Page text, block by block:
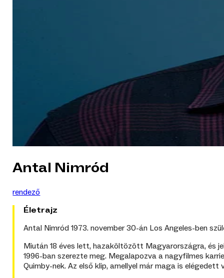
Antal Nimród
rendező
Életrajz
Antal Nimród 1973. november 30-án Los Angeles-ben
Miután 18 éves lett, hazaköltözött Magyarországra, és
1996-ban szerezte meg. Megalapozva a nagyfilmes
Quimby-nek. Az első klip, amellyel már maga is